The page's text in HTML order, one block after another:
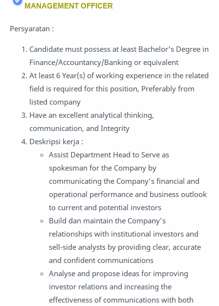
MANAGEMENT OFFICER
Persyaratan :
Candidate must possess at least Bachelor’s Degree in
Finance/Accountancy/Banking or equivalent
At least 6 Year(s) of working experience in the related
field is required for this position, Preferably from
listed company
Have an excellent analytical thinking,
communication, and Integrity
Deskripsi kerja :
Assist Department Head to Serve as
spokesman for the Company by
communicating the Company’s financial and
operational performance and business outlook
to current and potential investors
Build dan maintain the Company’s
relationships with institutional investors and
sell-side analysts by providing clear, accurate
and confident communications
Analyse and propose ideas for improving
investor relations and increasing the
effectiveness of communications with both